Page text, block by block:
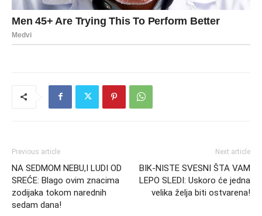
Previous article
NA SEDMOM NEBU,I LUDI OD
SREĆE: Blago ovim znacima
zodijaka tokom narednih
sedam dana!
Next article
BIK-NISTE SVESNI ŠTA VAM
LEPO SLEDI: Uskoro će jedna
velika želja biti ostvarena!